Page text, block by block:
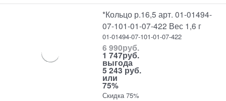
*Кольцо р.16,5 арт. 01-01494-
07-101-01-07-422 Вес 1,6 г
01-01494-07-101-01-07-422
6 990руб.
1 747руб.
выгода
5 243 руб.
или
75%
Скидка 75%